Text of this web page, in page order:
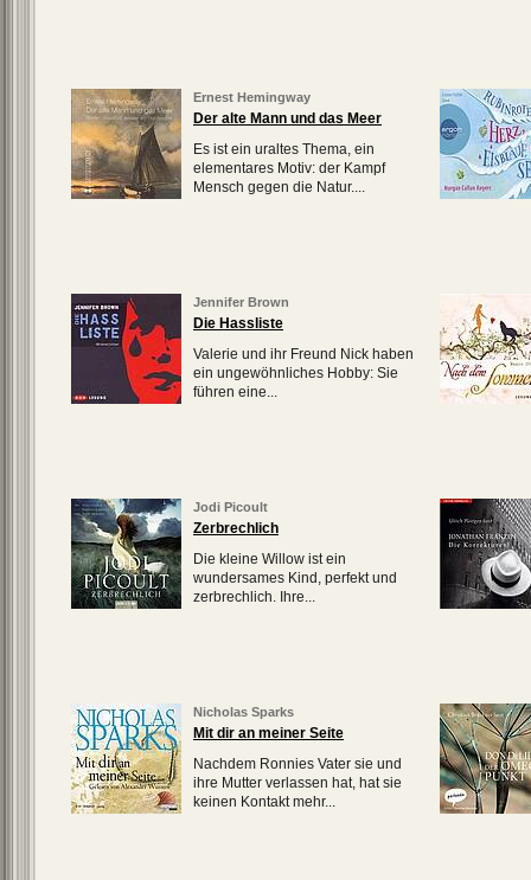
Ernest Hemingway
Der alte Mann und das Meer
Es ist ein uraltes Thema, ein
elementares Motiv: der Kampf
Mensch gegen die Natur....
Jennifer Brown
Die Hassliste
Valerie und ihr Freund Nick haben
ein ungewöhnliches Hobby: Sie
führen eine...
Jodi Picoult
Zerbrechlich
Die kleine Willow ist ein
wundersames Kind, perfekt und
zerbrechlich. Ihre...
Nicholas Sparks
Mit dir an meiner Seite
Nachdem Ronnies Vater sie und
ihre Mutter verlassen hat, hat sie
keinen Kontakt mehr...